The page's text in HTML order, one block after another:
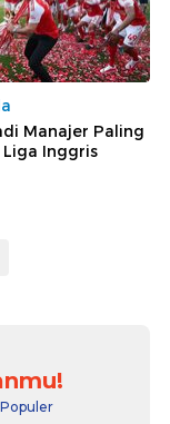
Manajer Paling
Inggris